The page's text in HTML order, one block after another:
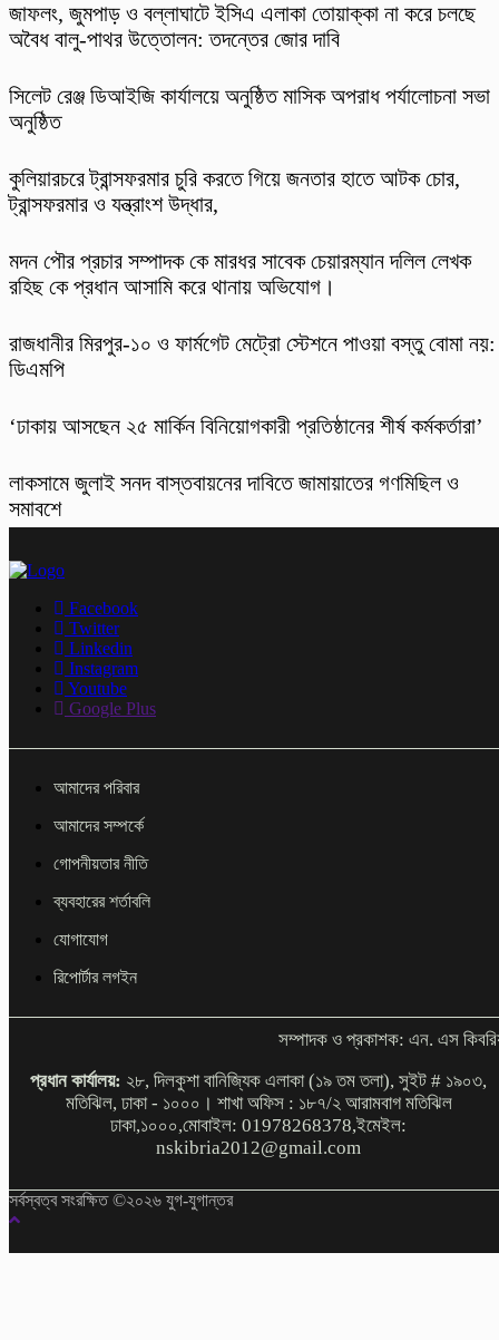
​জাফলং, জুমপাড় ও বল্লাঘাটে ইসিএ এলাকা তোয়াক্কা না করে চলছে
অবৈধ বালু-পাথর উত্তোলন: তদন্তের জোর দাবি
‎সিলেট রেঞ্জ ডিআইজি কার্যালয়ে অনুষ্ঠিত মাসিক অপরাধ পর্যালোচনা সভা
অনুষ্ঠিত
কুলিয়ারচরে ট্রান্সফরমার চুরি করতে গিয়ে জনতার হাতে আটক চোর,
ট্রান্সফরমার ও যন্ত্রাংশ উদ্ধার,
মদন পৌর প্রচার সম্পাদক কে মারধর সাবেক চেয়ারম্যান দলিল লেখক
রহিছ কে প্রধান আসামি করে থানায় অভিযোগ।
রাজধানীর মিরপুর-১০ ও ফার্মগেট মেট্রো স্টেশনে পাওয়া বস্তু বোমা নয়:
ডিএমপি
‘ঢাকায় আসছেন ২৫ মার্কিন বিনিয়োগকারী প্রতিষ্ঠানের শীর্ষ কর্মকর্তারা’
লাকসামে জুলাই সনদ বাস্তবায়নের দাবিতে জামায়াতের গণমিছিল ও
সমাবশে
Facebook
Twitter
Linkedin
Instagram
Youtube
Google Plus
আমাদের পরিবার
আমাদের সম্পর্কে
গোপনীয়তার নীতি
ব্যবহারের শর্তাবলি
যোগাযোগ
রিপোর্টার লগইন
সম্পাদক ও প্রকাশক: এন. এস
প্রধান কার্যালয়: ২৮, দিলকুশা বানিজ্যিক এলাকা (১৯ তম তলা), সুইট # ১৯০৩,
মতিঝিল, ঢাকা - ১০০০। শাখা অফিস : ১৮৭/২ আরামবাগ মতিঝিল
ঢাকা,১০০০,মোবাইল: 01978268378,ইমেইল:
nskibria2012@gmail.com
সর্বস্বত্ব সংরক্ষিত ©২০২৬ যুগ-যুগান্তর